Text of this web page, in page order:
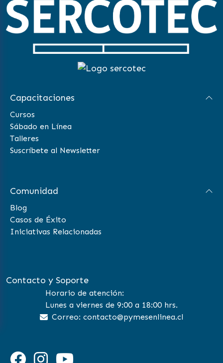
Capacitaciones
Cursos
Sábado en Línea
Talleres
Suscríbete al Newsletter
Comunidad
Blog
Casos de Éxito
Iniciativas Relacionadas
Contacto y Soporte
Horario de atención:
Lunes a viernes de 9:00 a 18:00 hrs.
Correo: contacto@pymesenlinea.cl